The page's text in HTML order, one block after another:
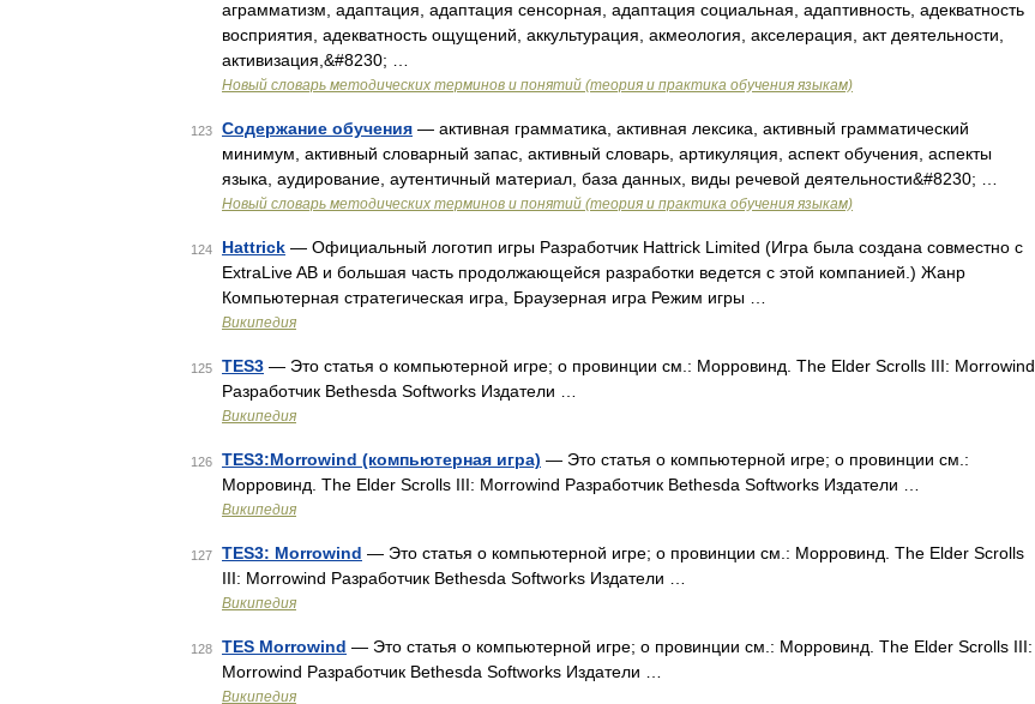
аграмматизм, адаптация, адаптация сенсорная, адаптация социальная, адаптивность, адекватность
восприятия, адекватность ощущений, аккультурация, акмеология, акселерация, акт деятельности,
активизация,&#8230; …
Новый словарь методических терминов и понятий (теория и практика обучения языкам)
123 Содержание обучения — активная грамматика, активная лексика, активный грамматический
минимум, активный словарный запас, активный словарь, артикуляция, аспект обучения, аспекты
языка, аудирование, аутентичный материал, база данных, виды речевой деятельности&#8230; …
Новый словарь методических терминов и понятий (теория и практика обучения языкам)
124 Hattrick — Официальный логотип игры Разработчик Hattrick Limited (Игра была создана совместно с
ExtraLive AB и большая часть продолжающейся разработки ведется с этой компанией.) Жанр
Компьютерная стратегическая игра, Браузерная игра Режим игры …
Википедия
125 TES3 — Это статья о компьютерной игре; о провинции см.: Морровинд. The Elder Scrolls III: Morrowind
Разработчик Bethesda Softworks Издатели …
Википедия
126 TES3:Morrowind (компьютерная игра) — Это статья о компьютерной игре; о провинции см.:
Морровинд. The Elder Scrolls III: Morrowind Разработчик Bethesda Softworks Издатели …
Википедия
127 TES3: Morrowind — Это статья о компьютерной игре; о провинции см.: Морровинд. The Elder Scrolls
III: Morrowind Разработчик Bethesda Softworks Издатели …
Википедия
128 TES Morrowind — Это статья о компьютерной игре; о провинции см.: Морровинд. The Elder Scrolls III:
Morrowind Разработчик Bethesda Softworks Издатели …
Википедия